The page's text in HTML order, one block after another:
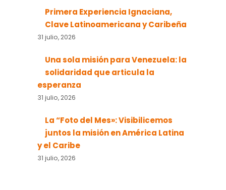
Primera Experiencia Ignaciana,
Clave Latinoamericana y Caribeña
31 julio, 2026
Una sola misión para Venezuela: la
solidaridad que articula la
esperanza
31 julio, 2026
La “Foto del Mes»: Visibilicemos
juntos la misión en América Latina
y el Caribe
31 julio, 2026